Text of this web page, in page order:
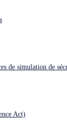
immédiate.
de simulation de
Act)